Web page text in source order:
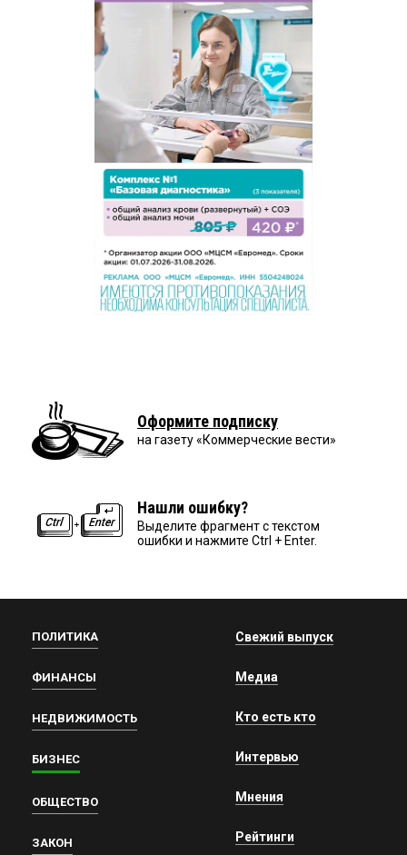
Оформите подписку
на газету «Коммерческие вести»
Нашли ошибку?
Выделите фрагмент с текстом
ошибки и нажмите Ctrl + Enter.
ПОЛИТИКА
ФИНАНСЫ
НЕДВИЖИМОСТЬ
БИЗНЕС
ОБЩЕСТВО
ЗАКОН
Свежий выпуск
Медиа
Кто есть кто
Интервью
Мнения
Рейтинги